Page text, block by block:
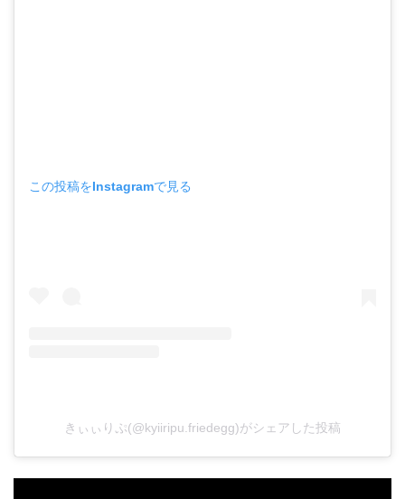
この投稿をInstagramで見る
きぃぃりぷ(@kyiiripu.friedegg)がシェアした投稿